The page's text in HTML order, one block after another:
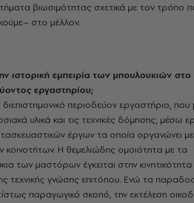
βιωσιμότητας σχετικά με τον τρόπο
στο μέλλον.
εργαστηρίου;
περιοδεύον εργαστήριο, που
υλικά και τις τεχνικές δόμησης, μέσω
έργων τα οποία οργανώνει
κοινοτήτων. Η θεμελιώδης ομοιότητα με τα
των μαστόρων έγκειται στην κινητικότητα
τεχνικής γνώσης επιτόπου. Ενώ τα
παραγωγικό σκοπό, την εκτέλεση